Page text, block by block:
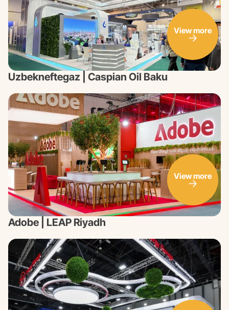
Uzbekneftegaz | Caspian Oil Baku
View more
Adobe | LEAP Riyadh
View more